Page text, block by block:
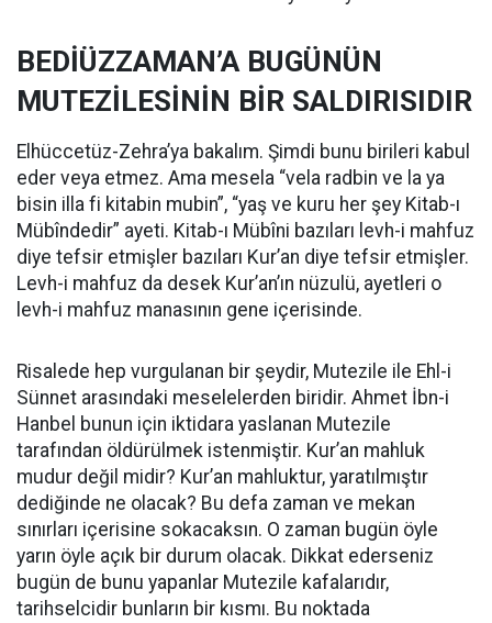
BEDİÜZZAMAN’A BUGÜNÜN
MUTEZİLESİNİN BİR SALDIRISIDIR
Elhüccetüz-Zehra’ya bakalım. Şimdi bunu birileri kabul
eder veya etmez. Ama mesela “vela radbin ve la ya
bisin illa fi kitabin mubin”, “yaş ve kuru her şey Kitab-ı
Mübîndedir” ayeti. Kitab-ı Mübîni bazıları levh-i mahfuz
diye tefsir etmişler bazıları Kur’an diye tefsir etmişler.
Levh-i mahfuz da desek Kur’an’ın nüzulü, ayetleri o
levh-i mahfuz manasının gene içerisinde.
Risalede hep vurgulanan bir şeydir, Mutezile ile Ehl-i
Sünnet arasındaki meselelerden biridir. Ahmet İbn-i
Hanbel bunun için iktidara yaslanan Mutezile
tarafından öldürülmek istenmiştir. Kur’an mahluk
mudur değil midir? Kur’an mahluktur, yaratılmıştır
dediğinde ne olacak? Bu defa zaman ve mekan
sınırları içerisine sokacaksın. O zaman bugün öyle
yarın öyle açık bir durum olacak. Dikkat ederseniz
bugün de bunu yapanlar Mutezile kafalarıdır,
tarihselcidir bunların bir kısmı. Bu noktada